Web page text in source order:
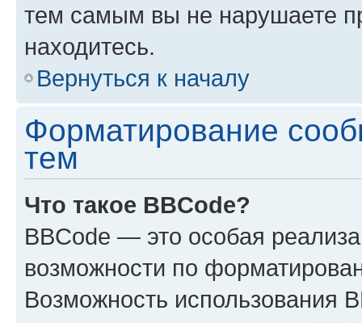
тем самым вы не нарушаете
находитесь.
Вернуться к началу
Форматирование
тем
Что такое BBCode?
BBCode — это особая
возможности по
Возможность использования